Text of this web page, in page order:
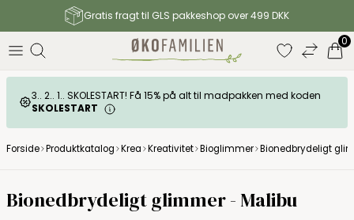
Gratis fragt til GLS pakkeshop over 499 DKK
0
3.. 2.. 1.. SKOLESTART! Få 15% på alt til madpakken med koden
SKOLESTART
Forside Produktkatalog Krea Kreativitet Bioglimmer Bionedbrydeligt
EcoSparkles
Bionedbrydeligt glimmer - Malibu